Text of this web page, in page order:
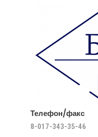
Телефон/факс
8-017-343-35-46